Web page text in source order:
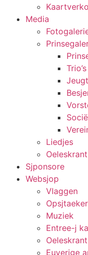
Media
Trio’s
Liedjes
Oeleskrant
Sjponsore
Websjop
Vlaggen
Muziek
Entree-j
Oeleskrant
Euverige